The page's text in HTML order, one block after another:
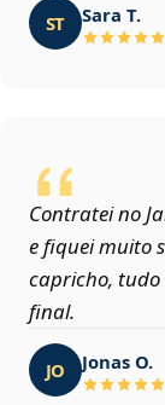
ST Sara T.
Contratei no
e fiquei muito
capricho,
final.
JO Jonas O.